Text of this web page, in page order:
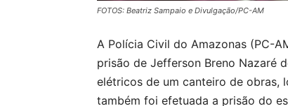
FOTOS: Beatriz Sampaio e Divulgação/PC-AM
A Polícia Civil do Amazonas (PC-
prisão de Jefferson Breno Nazaré
elétricos de um canteiro de obras,
também foi efetuada a prisão do